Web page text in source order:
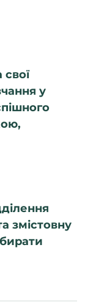
свої
у
змістовну